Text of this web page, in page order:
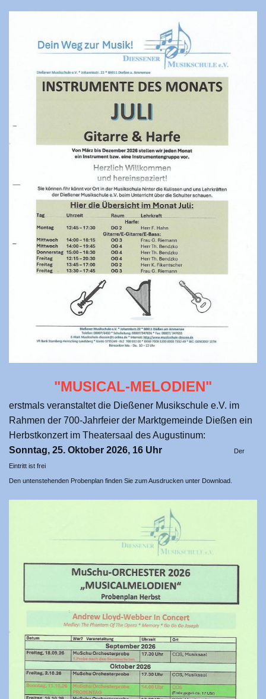
"MUSICAL-MELODIEN"
erstmals veranstaltet die Dießener Musikschule e.V. im
Rahmen der 700-Jahrfeier der Marktgemeinde Dießen ein
Herbstkonzert im Theatersaal des Augustinum:
Sonntag, 25. Oktober 2026, 16 Uhr
Der
Eintritt ist frei
Den untenstehenden Probenplan finden Sie zum Ausdrucken unter Download.